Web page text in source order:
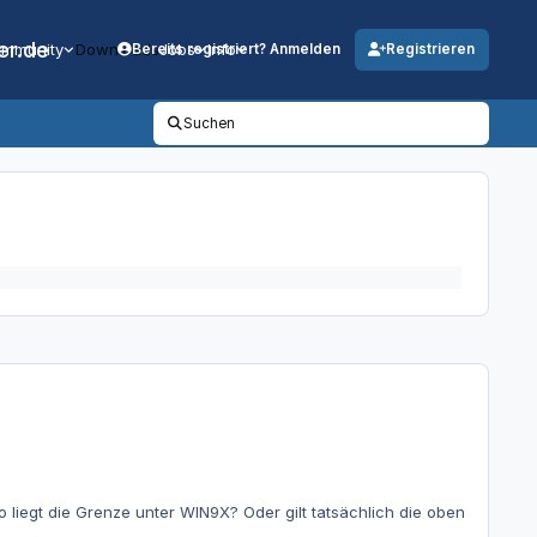
DownloadsJobs Info
Bereits registriert? Anmelden Registrieren
Suchen
liegt die Grenze unter WIN9X? Oder gilt tatsächlich die oben